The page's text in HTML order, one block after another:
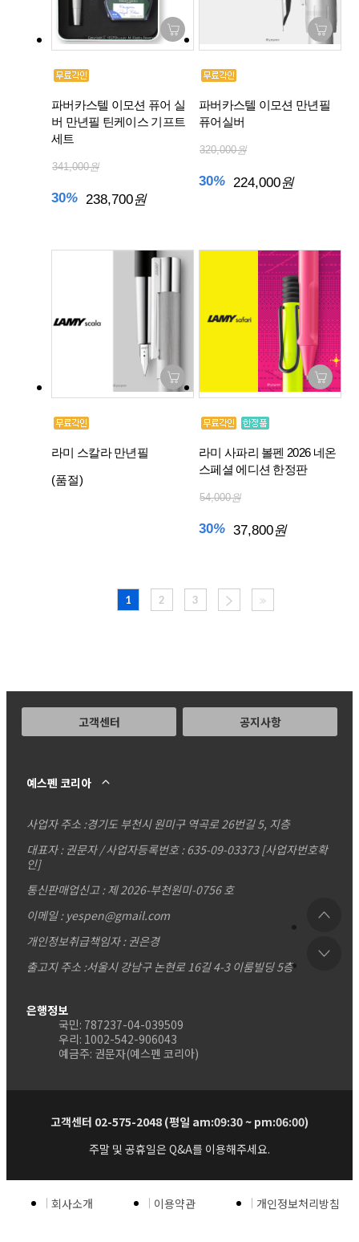
파버카스텔 이모션 퓨어 실
버 만년필 틴케이스 기프트
세트
341,000원
30% 238,700원
파버카스텔 이모션 만년필
퓨어실버
320,000원
30% 224,000원
라미 스칼라 만년필
(품절)
라미 사파리 볼펜 2026 네온
스페셜 에디션 한정판
54,000원
30% 37,800원
1 2 3
고객센터 공지사항
예스펜 코리아
사업자 주소 :경기도 부천시 원미구 역곡로 26번길 5, 지층
대표자 : 권문자 / 사업자등록번호 : 635-09-03373[사업자번호확
인]
통신판매업신고 : 제 2026-부천원미-0756 호
이메일 : yespen@gmail.com
개인정보취급책임자 : 권은경
출고지 주소 :서울시 강남구 논현로 16길 4-3 이룸빌딩 5층
은행정보
국민: 787237-04-039509
우리: 1002-542-906043
예금주: 권문자(예스펜 코리아)
고객센터 02-575-2048 (평일 am:09:30 ~ pm:06:00)
주말 및 공휴일은 Q&A를 이용해주세요.
회사소개 이용약관 개인정보처리방침